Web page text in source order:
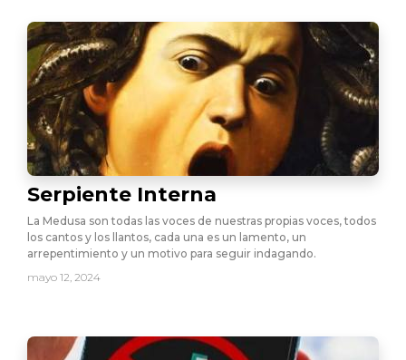
Serpiente Interna
La Medusa son todas las voces de nuestras propias voces, todos
los cantos y los llantos, cada una es un lamento, un
arrepentimiento y un motivo para seguir indagando.
mayo 12, 2024